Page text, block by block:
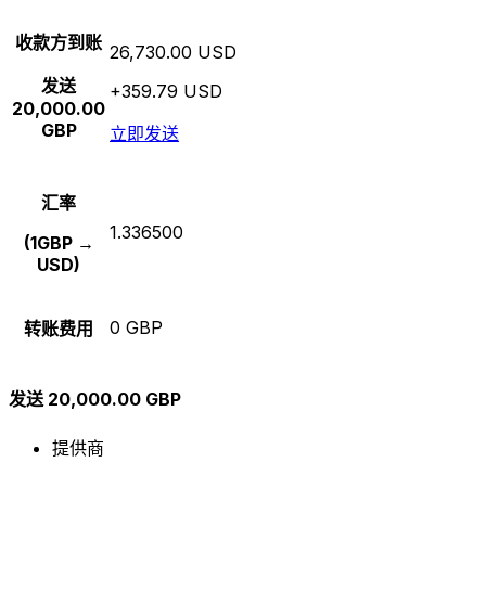
收款方到账
发送
20,000.00
GBP
26,730.00 USD
+359.79 USD
立即发送
汇率
(1GBP →
USD)
1.336500
转账费用 0 GBP
发送 20,000.00 GBP
提供商